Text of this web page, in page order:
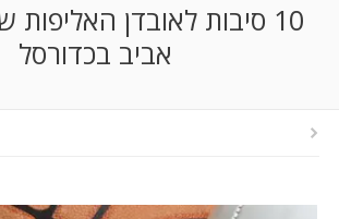
אודות החברה
10 סיבות לאובדן
אביב בכדורסל